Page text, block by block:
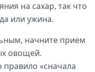
на сахар, так что
или ужина.
начните прием
овощей.
правило «сначала